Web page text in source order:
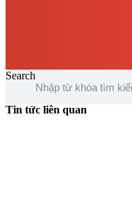
Search
Tin tức liên quan